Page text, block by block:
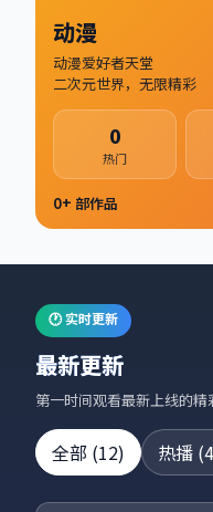
动漫
动漫爱好者天堂
二次元世界，无限精彩
0
热门
0+ 部作品
🕐 实时更新
最新更新
第一时间观看最新上线的
全部 (12) 热播 (4